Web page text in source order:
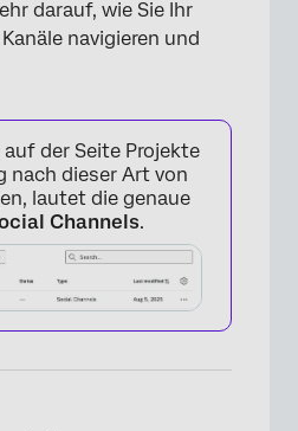
darauf, wie Sie Ihr
navigieren und
auf der Seite Projekte
nach dieser Art von
lautet die genaue
Channels.